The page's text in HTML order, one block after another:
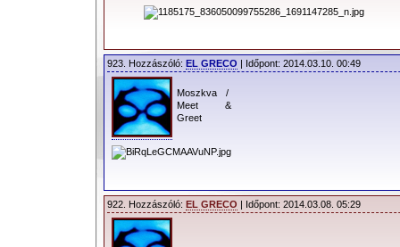
923. Hozzászóló: EL GRECO | Időpont: 2014.03.10. 00:49
Moszkva /
Meet &
Greet
922. Hozzászóló: EL GRECO | Időpont: 2014.03.08. 05:29